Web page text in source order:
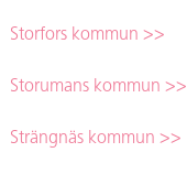
Storfors kommun >>
Storumans kommun >>
Strängnäs kommun >>